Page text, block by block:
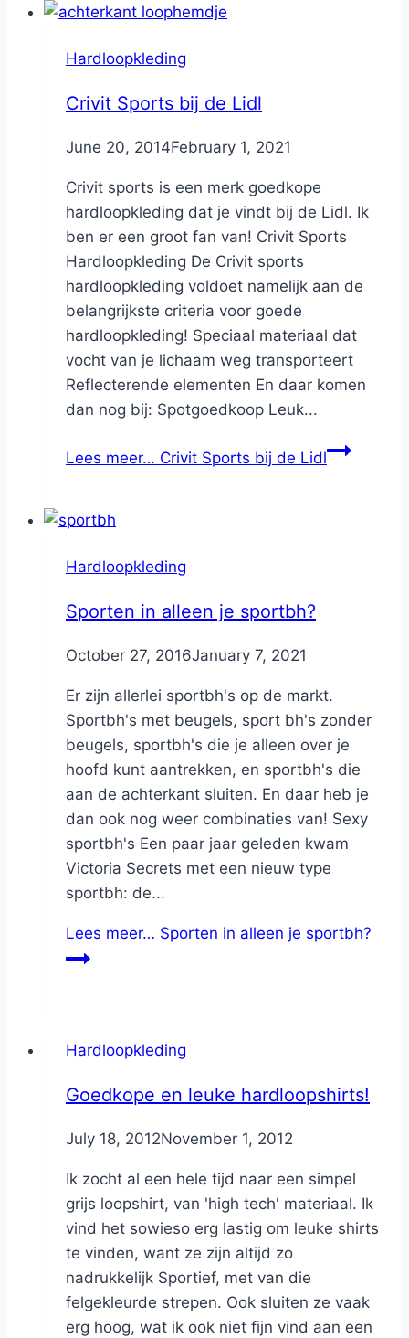
Hardloopkleding
Crivit Sports bij de Lidl
ByNicole
June 20, 2014February 1, 2021
Crivit sports is een merk goedkope
hardloopkleding dat je vindt bij de Lidl. Ik
ben er een groot fan van! Crivit Sports
Hardloopkleding De Crivit sports
hardloopkleding voldoet namelijk aan de
belangrijkste criteria voor goede
hardloopkleding! Speciaal materiaal dat
vocht van je lichaam weg transporteert
Reflecterende elementen En daar komen
dan nog bij: Spotgoedkoop Leuk...
Lees meer… Crivit Sports bij de Lidl
Hardloopkleding
Sporten in alleen je sportbh?
ByNicole
October 27, 2016January 7, 2021
Er zijn allerlei sportbh's op de markt.
Sportbh's met beugels, sport bh's zonder
beugels, sportbh's die je alleen over je
hoofd kunt aantrekken, en sportbh's die
aan de achterkant sluiten. En daar heb je
dan ook nog weer combinaties van! Sexy
sportbh's Een paar jaar geleden kwam
Victoria Secrets met een nieuw type
sportbh: de...
Lees meer… Sporten in alleen je sportbh?
Hardloopkleding
Goedkope en leuke hardloopshirts!
ByNicole
July 18, 2012November 1, 2012
Ik zocht al een hele tijd naar een simpel
grijs loopshirt, van 'high tech' materiaal. Ik
vind het sowieso erg lastig om leuke shirts
te vinden, want ze zijn altijd zo
nadrukkelijk Sportief, met van die
felgekleurde strepen. Ook sluiten ze vaak
erg hoog, wat ik ook niet fijn vind aan een